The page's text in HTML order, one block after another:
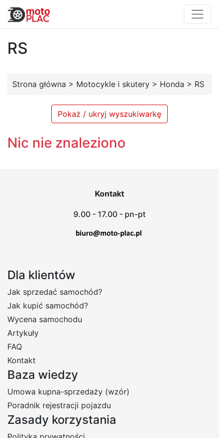
RS
Strona główna > Motocykle i skutery > Honda > RS
Pokaż / ukryj wyszukiwarkę
Nic nie znaleziono
Kontakt
9.00 - 17.00 - pn-pt
Dla klientów
Jak sprzedać samochód?
Jak kupić samochód?
Wycena samochodu
Artykuły
FAQ
Kontakt
Baza wiedzy
Umowa kupna-sprzedaży (wzór)
Poradnik rejestracji pojazdu
Zasady korzystania